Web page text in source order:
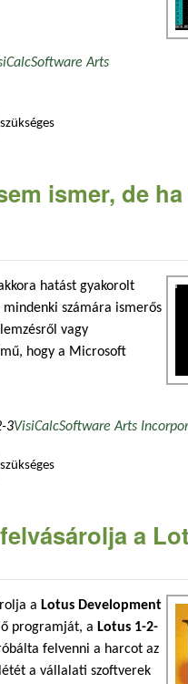
Software Arts
szükséges
ismer, de
hatást gyakorolt
számára ismerős
vagy
hogy a Microsoft
3VisiCalcSoftware Arts
meg az … tartalommal
szükséges
a
a Lotus Development
programját, a Lotus 1-2-
felvenni a harcot az
a vállalati szoftverek